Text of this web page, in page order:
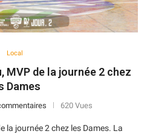
Local
MVP de la journée 2 chez
Dames
620 Vues
la journée 2 chez les Dames. La